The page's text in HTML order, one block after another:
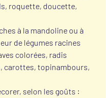
roquette, doucette,
à la mandoline ou à
de légumes racines
colorées, radis
carottes, topinambours,
selon les goûts :